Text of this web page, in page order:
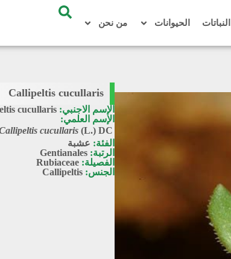
النباتات الحيوانات من نحن
Callipeltis cucullaris
الإسم الاجنبي: cucullaris
الإسم العلمي:
cucullaris (L.) DC.
الفئة: عشبة
الرتبة: Gentianales
الفصيلة: Rubiaceae
الجنس: Callipeltis